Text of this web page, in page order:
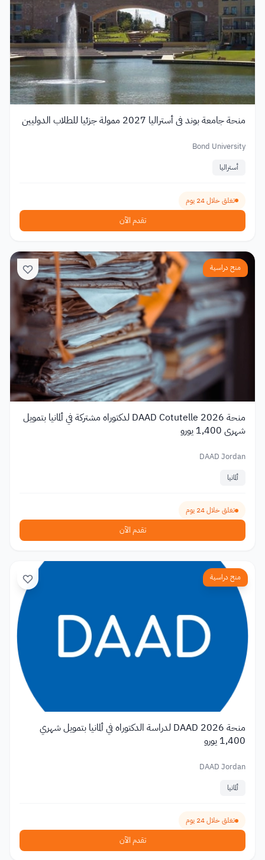
منحة جامعة بوند في أستراليا 2027 ممولة جزئيا للطلاب الدوليين
Bond University
أستراليا
تغلق خلال 24 يوم
تقدم الآن
منح دراسية
منحة DAAD Cotutelle 2026 لدكتوراه مشتركة في ألمانيا بتمويل
شهري 1,400 يورو
DAAD Jordan
ألمانيا
تغلق خلال 24 يوم
تقدم الآن
منح دراسية
منحة DAAD 2026 لدراسة الدكتوراه في ألمانيا بتمويل شهري
1,400 يورو
DAAD Jordan
ألمانيا
تغلق خلال 24 يوم
تقدم الآن